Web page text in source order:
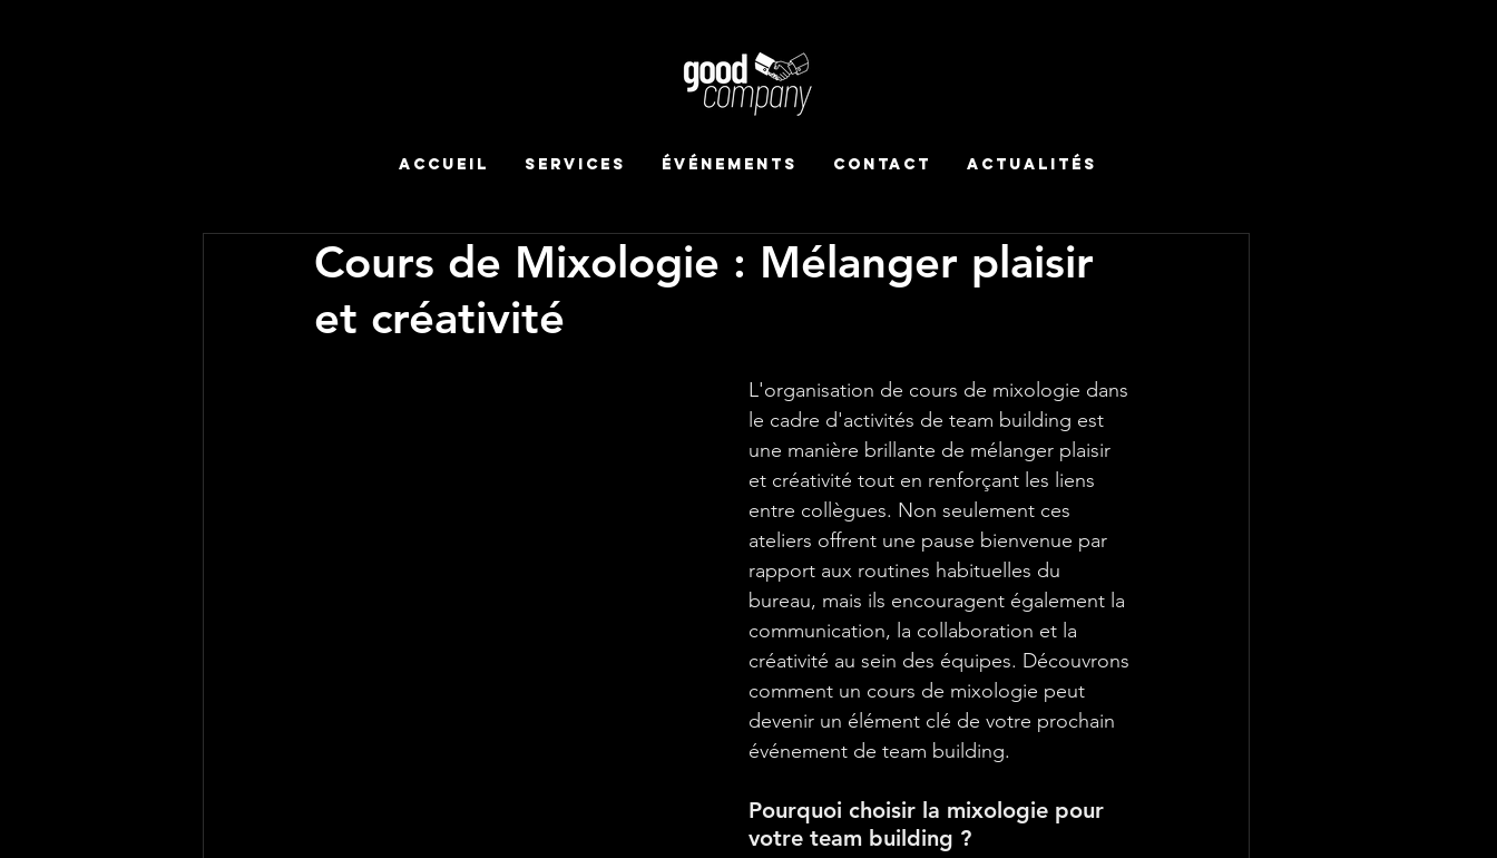
Accueil Services Événements Contact Actualités
Cours de Mixologie : Mélanger plaisir
et créativité
L'organisation de cours de mixologie dans
le cadre d'activités de team building est
une manière brillante de mélanger plaisir
et créativité tout en renforçant les liens
entre collègues. Non seulement ces
ateliers offrent une pause bienvenue par
rapport aux routines habituelles du
bureau, mais ils encouragent également la
communication, la collaboration et la
créativité au sein des équipes. Découvrons
comment un cours de mixologie peut
devenir un élément clé de votre prochain
événement de team building.
Pourquoi choisir la mixologie pour
votre team building ?